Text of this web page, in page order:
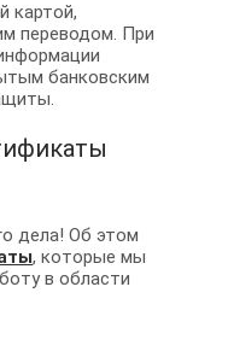
картой,
переводом. При
банковским
дела! Об этом
, которые мы
в области